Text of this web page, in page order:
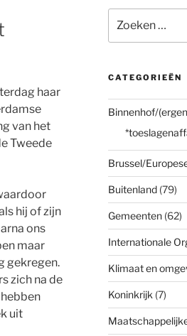
haar
van het
Tweede
hij of zijn
ons
maar
gekregen.
zich na de
uit
naar:
CATEGORIEËN
Binnenhof/
Brussel/
Buitenland(79)
Gemeenten(62)
Internationale
Klimaat en
Koninkrijk (7)